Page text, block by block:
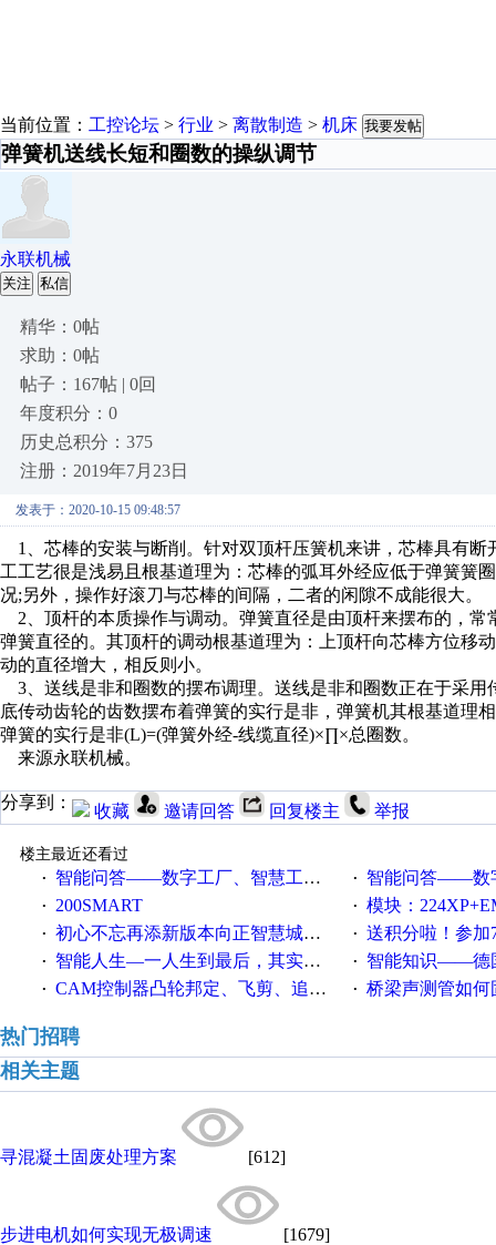
当前位置： 工控论坛 > 行业 > 离散制造 > 机床 我要发帖
弹簧机送线长短和圈数的操纵调节
永联机械
关注 私信
精华：0帖
求助：0帖
帖子：167帖 | 0回
年度积分：0
历史总积分：375
注册：2019年7月23日
发表于：2020-10-15 09:48:57
1、芯棒的安装与断削。针对双顶杆压簧机来讲，芯棒具有
工工艺很是浅易且根基道理为：芯棒的弧耳外经应低于弹簧簧
况;另外，操作好滚刀与芯棒的间隔，二者的闲隙不成能很大。
2、顶杆的本质操作与调动。弹簧直径是由顶杆来摆布的，
弹簧直径的。其顶杆的调动根基道理为：上顶杆向芯棒方位移
动的直径增大，相反则小。
3、送线是非和圈数的摆布调理。送线是非和圈数正在于采
底传动齿轮的齿数摆布着弹簧的实行是非，弹簧机其根基道理
弹簧的实行是非(L)=(弹簧外经-线缆直径)×∏×总圈数。
来源永联机械。
分享到： 收藏 邀请回答 回复楼主 举报
楼主最近还看过
·
智能问答——数字工厂、智慧工厂和智能制造三者的区别是什么？ · 智能问答——数字化工厂与
· 200SMART · 模块：
· 初心不忘再添新版本向正智慧城市云展厅3.0版亮相 · 送积分啦！参加7月6日
· 智能人生—一人生到最后，其实拼的都是人品 · 智能知识——德国工业崛起
· CAM控制器凸轮邦定、飞剪、追剪等C功能块 · 桥梁声测管如何固
热门招聘
相关主题
寻混凝土固废处理方案 [612]
步进电机如何实现无极调速 [1679]